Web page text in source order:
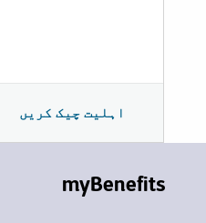
اہلیت چیک کریں
myBenefits